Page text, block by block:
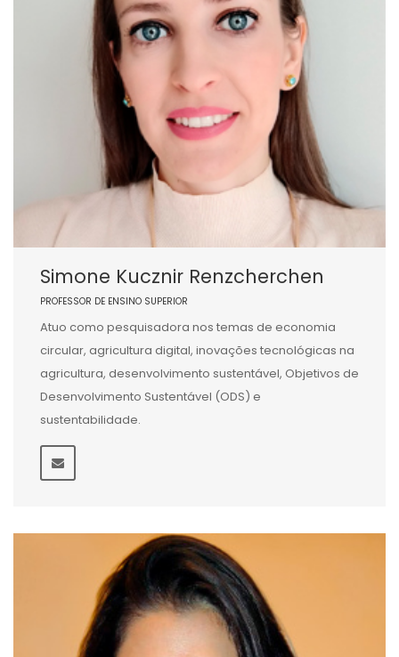
Simone Kucznir Renzcherchen
PROFESSOR DE ENSINO SUPERIOR
Atuo como pesquisadora nos temas de economia
circular, agricultura digital, inovações tecnológicas na
agricultura, desenvolvimento sustentável, Objetivos de
Desenvolvimento Sustentável (ODS) e
sustentabilidade.